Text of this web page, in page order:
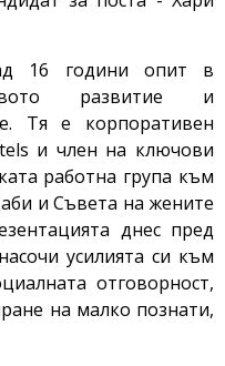
16 години опит в
развитие и
Тя е корпоративен
и член на ключови
работна група към
и Съвета на жените
днес пред
усилията си към
отговорност,
на малко познати,